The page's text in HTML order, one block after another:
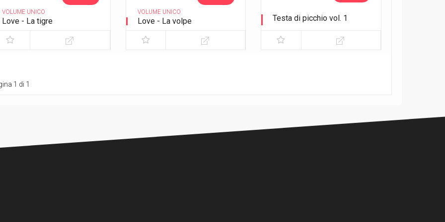
VOLUME UNICO
Love - La tigre
VOLUME UNICO
Love - La volpe Testa di picchio vol. 1
1 di 1